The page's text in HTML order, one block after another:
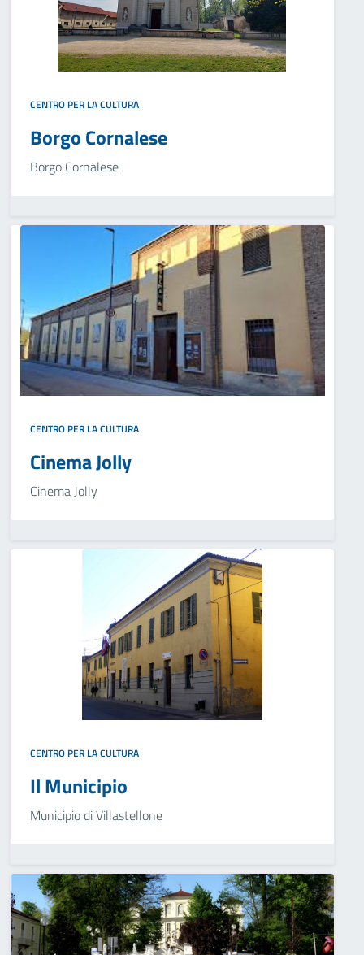
CENTRO PER LA CULTURA
Borgo Cornalese
Borgo Cornalese
CENTRO PER LA CULTURA
Cinema Jolly
Cinema Jolly
CENTRO PER LA CULTURA
Il Municipio
Municipio di Villastellone